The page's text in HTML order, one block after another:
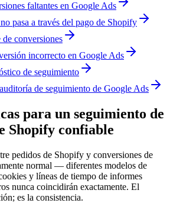
faltantes en Google Ads
pasa a través del pago de Shopify
conversiones
incorrecto en Google Ads
de seguimiento
de seguimiento de Google Ads
para un seguimiento de
Shopify confiable
pedidos de Shopify y conversiones de
normal — diferentes modelos de
y líneas de tiempo de informes
nunca coincidirán exactamente. El
es la consistencia.